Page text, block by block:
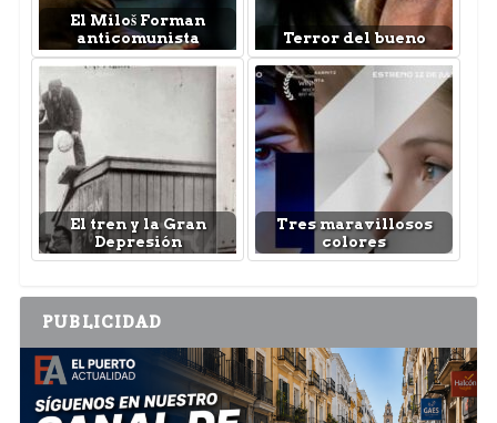
El Miloš Forman
anticomunista
Terror del bueno
El tren y la Gran
Depresión
Tres maravillosos
colores
PUBLICIDAD